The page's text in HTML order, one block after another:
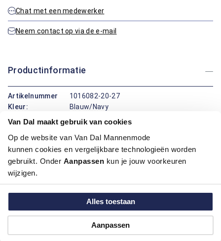
Van Dal maakt gebruik van cookies
Op de website van Van Dal Mannenmode
kunnen cookies en vergelijkbare technologieën worden
gebruikt. Onder Aanpassen kun je jouw voorkeuren
wijzigen.
Alles toestaan
Aanpassen
Chat met een medewerker
Neem contact op via de e-mail
Productinformatie
Artikelnummer
1016082-20-27
Kleur:
Blauw/Navy
Materiaal:
98% Katoen / 2% Elastaan
Deze broek van Bartlett Active combineert comfort en
functionaliteit met een regular fit pasvorm. De vijf zakken
bieden voldoende ruimte voor persoonlijke spullen, terwijl de
hoogwaardige stof zorgt voor een aangenaam draagcomfort.
deze broek. Of je nu een wandeling maakt of een middagje
thuis ontspant: dit kledingstuk biedt altijd de juiste